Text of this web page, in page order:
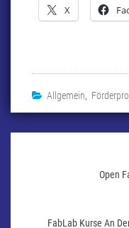
X
Allgemein,
Open
FabLab Kurse An